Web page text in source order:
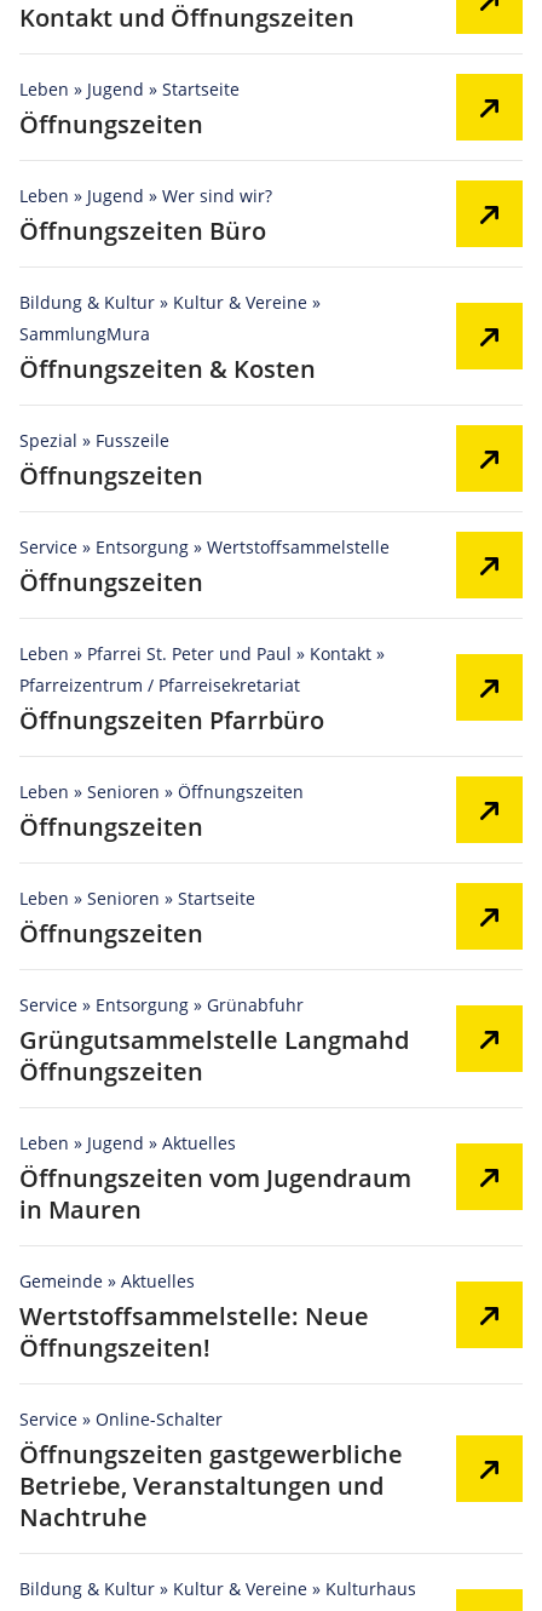
Kontakt und Öffnungszeiten
Leben » Jugend » Startseite
Öffnungszeiten
Leben » Jugend » Wer sind wir?
Öffnungszeiten Büro
Bildung & Kultur » Kultur & Vereine »
SammlungMura
Öffnungszeiten & Kosten
Spezial » Fusszeile
Öffnungszeiten
Service » Entsorgung » Wertstoffsammelstelle
Öffnungszeiten
Leben » Pfarrei St. Peter und Paul » Kontakt »
Pfarreizentrum / Pfarreisekretariat
Öffnungszeiten Pfarrbüro
Leben » Senioren » Öffnungszeiten
Öffnungszeiten
Leben » Senioren » Startseite
Öffnungszeiten
Service » Entsorgung » Grünabfuhr
Grüngutsammelstelle Langmahd
Öffnungszeiten
Leben » Jugend » Aktuelles
Öffnungszeiten vom Jugendraum
in Mauren
Gemeinde » Aktuelles
Wertstoffsammelstelle: Neue
Öffnungszeiten!
Service » Online-Schalter
Öffnungszeiten gastgewerbliche
Betriebe, Veranstaltungen und
Nachtruhe
Bildung & Kultur » Kultur & Vereine » Kulturhaus